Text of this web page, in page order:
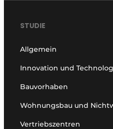
STUDIE
Allgemein
Innovation und
Bauvorhaben
Wohnungsbau und
Vertriebszentren